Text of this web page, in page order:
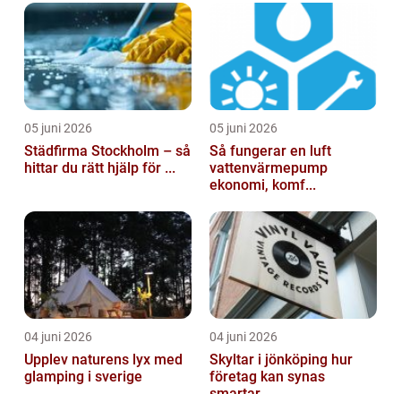
05 juni 2026
Städfirma Stockholm – så
hittar du rätt hjälp för ...
05 juni 2026
Så fungerar en luft
vattenvärmepump
ekonomi, komf...
04 juni 2026
Upplev naturens lyx med
glamping i sverige
04 juni 2026
Skyltar i jönköping hur
företag kan synas